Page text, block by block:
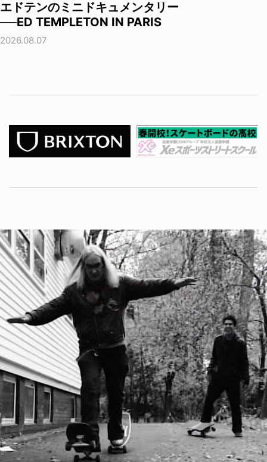
エドテンのミニドキュメンタリー
──ED TEMPLETON IN PARIS
2026.08.07